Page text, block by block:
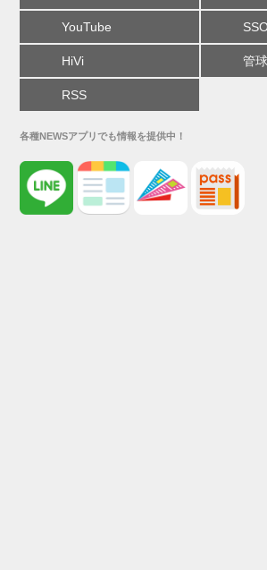
YouTube
HiVi 管
RSS
各種NEWSアプリでも情報を提供中！